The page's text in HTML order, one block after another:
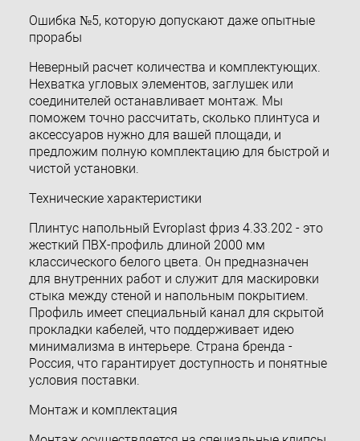
Ошибка №5, которую допускают даже опытные
прорабы
Неверный расчет количества и комплектующих.
Нехватка угловых элементов, заглушек или
соединителей останавливает монтаж. Мы
поможем точно рассчитать, сколько плинтуса и
аксессуаров нужно для вашей площади, и
предложим полную комплектацию для быстрой и
чистой установки.
Технические характеристики
Плинтус напольный Evroplast фриз 4.33.202 - это
жесткий ПВХ-профиль длиной 2000 мм
классического белого цвета. Он предназначен
для внутренних работ и служит для маскировки
стыка между стеной и напольным покрытием.
Профиль имеет специальный канал для скрытой
прокладки кабелей, что поддерживает идею
минимализма в интерьере. Страна бренда -
Россия, что гарантирует доступность и понятные
условия поставки.
Монтаж и комплектация